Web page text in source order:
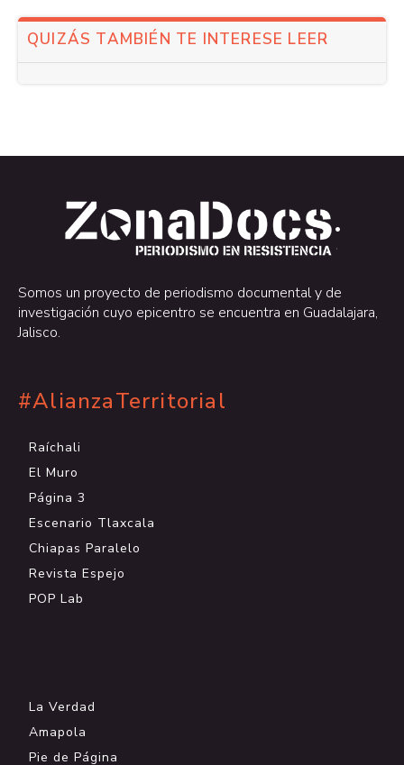
QUIZÁS TAMBIÉN TE INTERESE LEER
.
.
Somos un proyecto de periodismo documental y de
investigación cuyo epicentro se encuentra en Guadalajara,
Jalisco.
#AlianzaTerritorial
Raíchali
El Muro
Página 3
Escenario Tlaxcala
Chiapas Paralelo
Revista Espejo
POP Lab
La Verdad
Amapola
Pie de Página